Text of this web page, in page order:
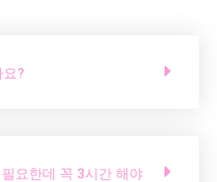
?
요한데 꼭 3시간 해야